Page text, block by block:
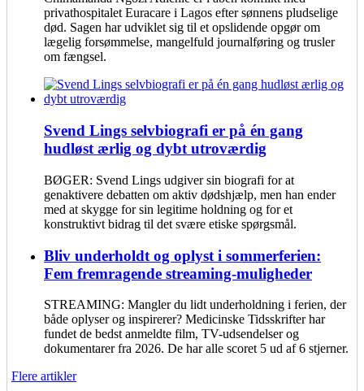
privathospitalet Euracare i Lagos efter sønnens pludselige
død. Sagen har udviklet sig til et opslidende opgør om
lægelig forsømmelse, mangelfuld journalføring og trusler
om fængsel.
Svend Lings selvbiografi er på én gang
hudløst ærlig og dybt utroværdig
BØGER: Svend Lings udgiver sin biografi for at
genaktivere debatten om aktiv dødshjælp, men han ender
med at skygge for sin legitime holdning og for et
konstruktivt bidrag til det svære etiske spørgsmål.
Bliv underholdt og oplyst i sommerferien:
Fem fremragende streaming-muligheder
STREAMING: Mangler du lidt underholdning i ferien, der
både oplyser og inspirerer? Medicinske Tidsskrifter har
fundet de bedst anmeldte film, TV-udsendelser og
dokumentarer fra 2026. De har alle scoret 5 ud af 6 stjerner.
Flere artikler